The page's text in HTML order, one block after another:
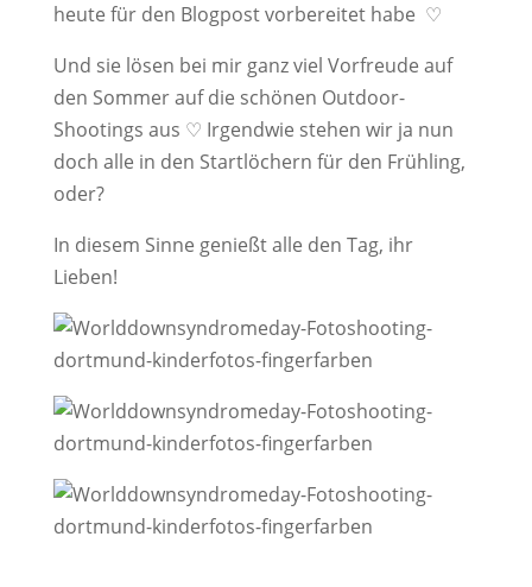
heute für den Blogpost vorbereitet habe ♡
Und sie lösen bei mir ganz viel Vorfreude auf
den Sommer auf die schönen Outdoor-
Shootings aus ♡ Irgendwie stehen wir ja nun
doch alle in den Startlöchern für den Frühling,
oder?
In diesem Sinne genießt alle den Tag, ihr
Lieben!